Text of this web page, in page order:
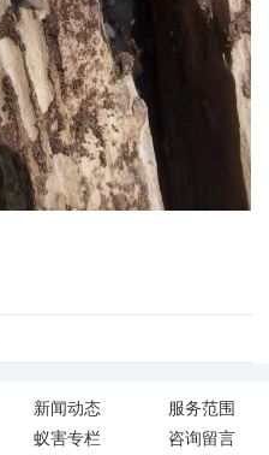
新闻动态
服务范围
蚁害专栏 咨询留言